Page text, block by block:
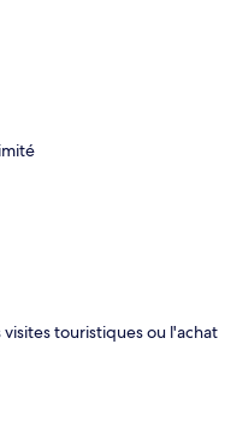
touristiques ou l'achat